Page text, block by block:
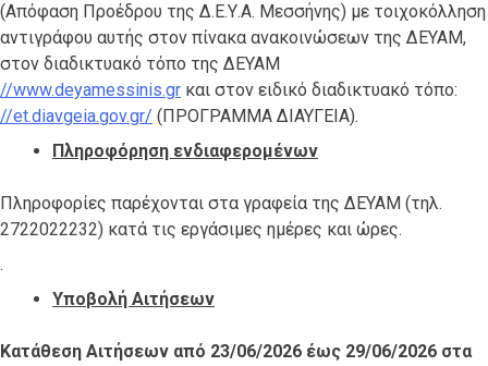
(Απόφαση Προέδρου της Δ.Ε.Υ.Α. Μεσσήνης) με τοιχοκόλληση
αντιγράφου αυτής στον πίνακα ανακοινώσεων της ΔΕΥΑΜ,
στον διαδικτυακό τόπο της ΔΕΥΑΜ
//www.deyamessinis.gr και στον ειδικό διαδικτυακό τόπο:
//et.diavgeia.gov.gr/ (ΠΡΟΓΡΑΜΜΑ ΔΙΑΥΓΕΙΑ).
Πληροφόρηση ενδιαφερομένων
Πληροφορίες παρέχονται στα γραφεία της ΔΕΥΑM (τηλ.
2722022232) κατά τις εργάσιμες ημέρες και ώρες.
.
Υποβολή Αιτήσεων
Κατάθεση Αιτήσεων από 23/06/2026 έως 29/06/2026 στα